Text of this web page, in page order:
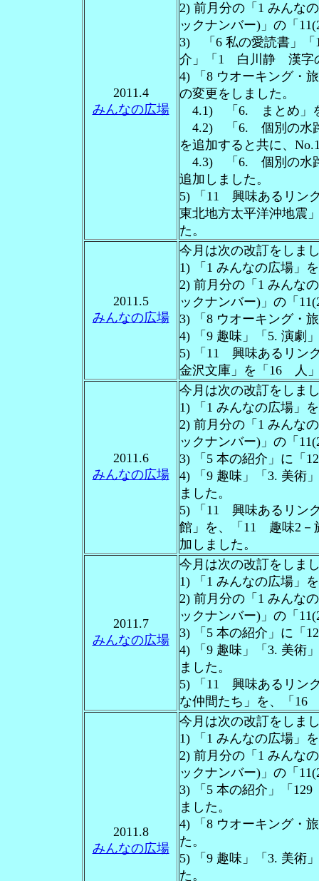
2011.4
みんなの広場
2) 前月分の「1 みんな
ックナンバー)」の「
3) 「6 私の愛読書」
介」「1 白川静 漢字
4) 「8 ウオーキング・
の変更をしました。
4.1) 「6. まとめ」
4.2) 「6. 個別の水
を追加すると共に、
4.3) 「6. 個別の水
追加しました。
5) 「11 興味あるリン
東北地方太平洋沖地震
た。
2011.5
みんなの広場
今月は次の改訂をしま
1) 「1 みんなの広場」
2) 前月分の「1 みんな
ックナンバー)」の「
3) 「8 ウオーキング・
4) 「9 趣味」「5. 演劇
5) 「11 興味あるリン
金沢文庫」を「16 人
2011.6
みんなの広場
今月は次の改訂をしま
1) 「1 みんなの広場」
2) 前月分の「1 みんな
ックナンバー)」の「
3) 「5 本の紹介」に「
4) 「9 趣味」「3. 美術
ました。
5) 「11 興味あるリン
館」を、「11 趣味2－
加しました。
2011.7
みんなの広場
今月は次の改訂をしま
1) 「1 みんなの広場」
2) 前月分の「1 みんな
ックナンバー)」の「
3) 「5 本の紹介」に「
4) 「9 趣味」「3. 美術
ました。
5) 「11 興味あるリン
な仲間たち」を、「
2011.8
みんなの広場
今月は次の改訂をしま
1) 「1 みんなの広場」
2) 前月分の「1 みんな
ックナンバー)」の「
3) 「5 本の紹介」「
ました。
4) 「8 ウオーキング・
た。
5) 「9 趣味」「3. 美
た。